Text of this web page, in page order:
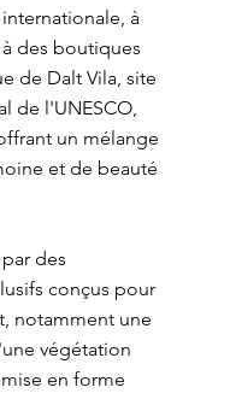
à
des boutiques
de Dalt Vila, site
de l'UNESCO,
un mélange
et de beauté
des
conçus pour
notamment une
végétation
en forme